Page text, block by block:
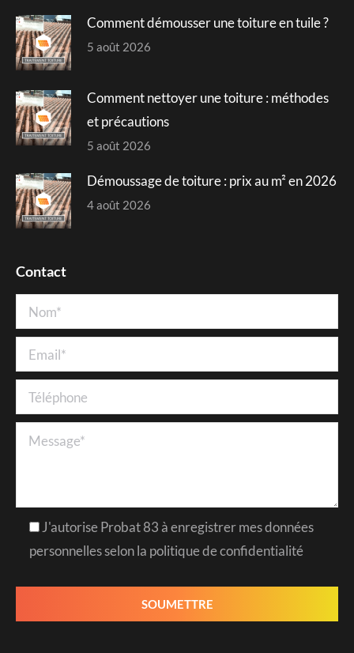
Comment démousser une toiture en tuile ?
5 août 2026
Comment nettoyer une toiture : méthodes
et précautions
5 août 2026
Démoussage de toiture : prix au m² en 2026
4 août 2026
Contact
J'autorise Probat 83 à enregistrer mes données
personnelles selon la politique de confidentialité